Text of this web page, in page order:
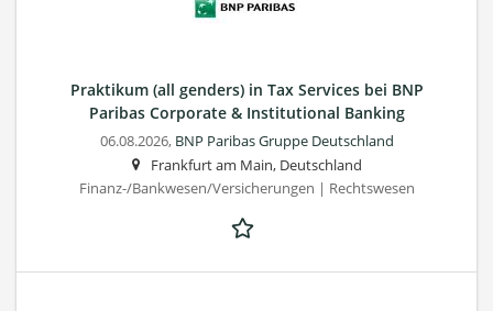
Praktikum (all genders) in Tax Services bei BNP
Paribas Corporate & Institutional Banking
06.08.2026, BNP Paribas Gruppe Deutschland
Frankfurt am Main, Deutschland
Finanz-/Bankwesen/Versicherungen | Rechtswesen